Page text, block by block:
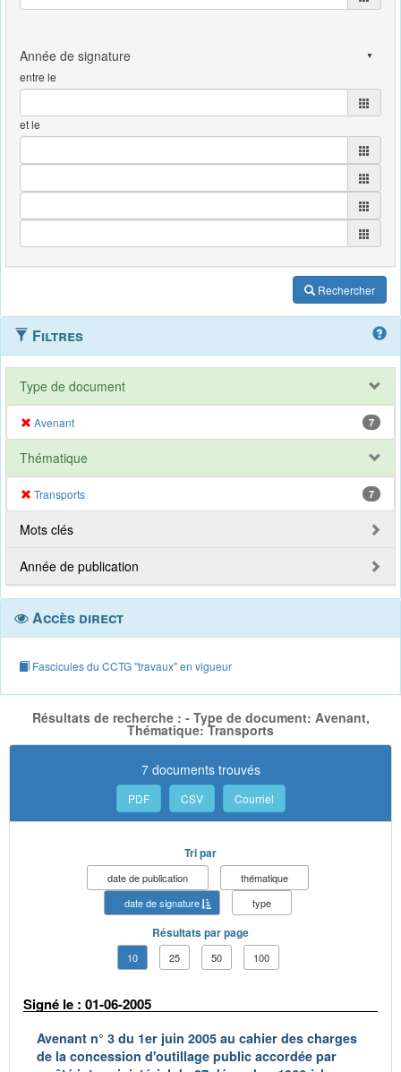
entre le
et le
Rechercher
Filtres
Type de document
Avenant 7
Thématique
Transports 7
Mots clés
Année de publication
Accès direct
Fascicules du CCTG "travaux" en vigueur
Résultats de recherche : - Type de document: Avenant,
Thématique: Transports
7 documents trouvés
PDF CSV Courriel
Tri par
date de publication
thématique
date de signature
type
Résultats par page
10 25 50 100
Signé le : 01-06-2005
Avenant n° 3 du 1er juin 2005 au cahier des charges
de la concession d'outillage public accordée par